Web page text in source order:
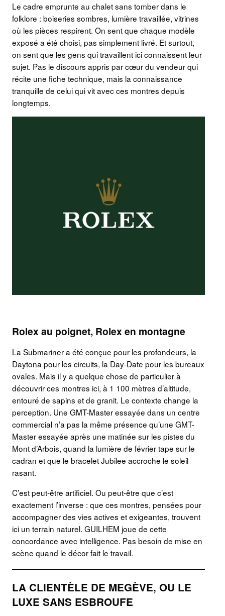
Le cadre emprunte au chalet sans tomber dans le
folklore : boiseries sombres, lumière travaillée, vitrines
où les pièces respirent. On sent que chaque modèle
exposé a été choisi, pas simplement livré. Et surtout,
on sent que les gens qui travaillent ici connaissent leur
sujet. Pas le discours appris par cœur du vendeur qui
récite une fiche technique, mais la connaissance
tranquille de celui qui vit avec ces montres depuis
longtemps.
Rolex au poignet, Rolex en montagne
La Submariner a été conçue pour les profondeurs, la
Daytona pour les circuits, la Day-Date pour les bureaux
ovales. Mais il y a quelque chose de particulier à
découvrir ces montres ici, à 1 100 mètres d’altitude,
entouré de sapins et de granit. Le contexte change la
perception. Une GMT-Master essayée dans un centre
commercial n’a pas la même présence qu’une GMT-
Master essayée après une matinée sur les pistes du
Mont d’Arbois, quand la lumière de février tape sur le
cadran et que le bracelet Jubilee accroche le soleil
rasant.
C’est peut-être artificiel. Ou peut-être que c’est
exactement l’inverse : que ces montres, pensées pour
accompagner des vies actives et exigeantes, trouvent
ici un terrain naturel. GUILHEM joue de cette
concordance avec intelligence. Pas besoin de mise en
scène quand le décor fait le travail.
LA CLIENTÈLE DE MEGÈVE, OU LE
LUXE SANS ESBROUFE